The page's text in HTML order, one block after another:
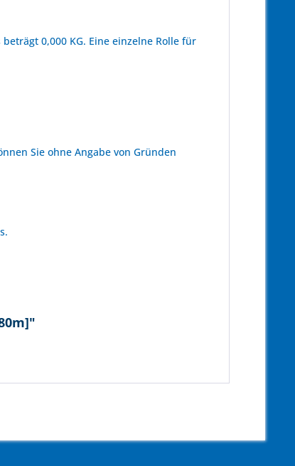
0,000 KG. Eine einzelne Rolle für
Sie ohne Angabe von Gründen